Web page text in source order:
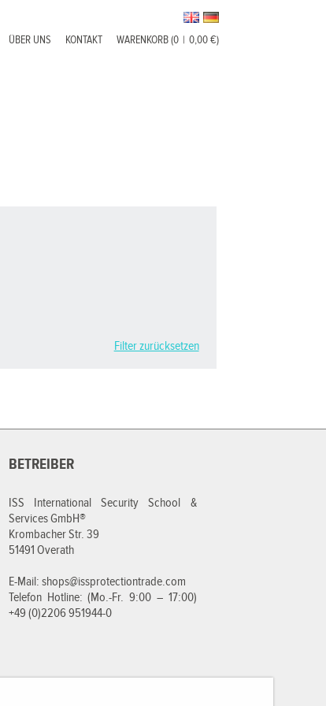
WARENKORB (0 | 0,00 €)
KONTAKT
ÜBER UNS
Filter zurücksetzen
BETREIBER
ISS International Security School &
Services GmbH®
Krombacher Str. 39
51491 Overath
E-Mail: shops@issprotectiontrade.com
Telefon Hotline: (Mo.-Fr. 9:00 – 17:00)
+49 (0)2206 951944-0